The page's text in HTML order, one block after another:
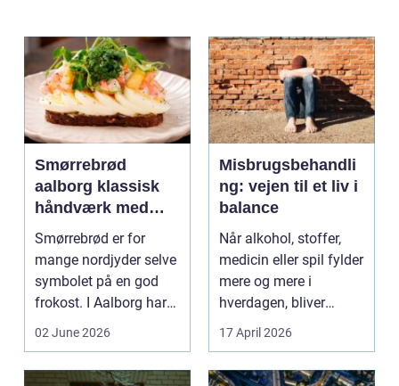
Smørrebrød
aalborg klassisk
håndværk med
moderne twist
Smørrebrød er for
mange nordjyder selve
symbolet på en god
frokost. I Aalborg har
den klassiske spis...
02 June 2026
Misbrugsbehandli
ng: vejen til et liv i
balance
Når alkohol, stoffer,
medicin eller spil fylder
mere og mere i
hverdagen, bliver
grænsen...
17 April 2026